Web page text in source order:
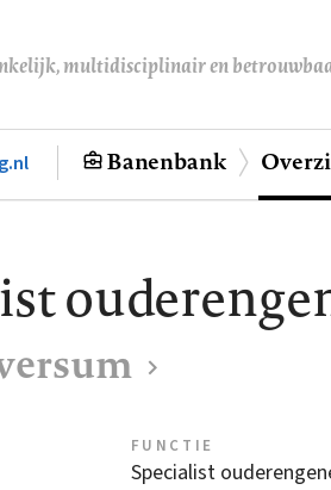
multidisciplinair en
Banenbank
FUNCTIE
Specialist